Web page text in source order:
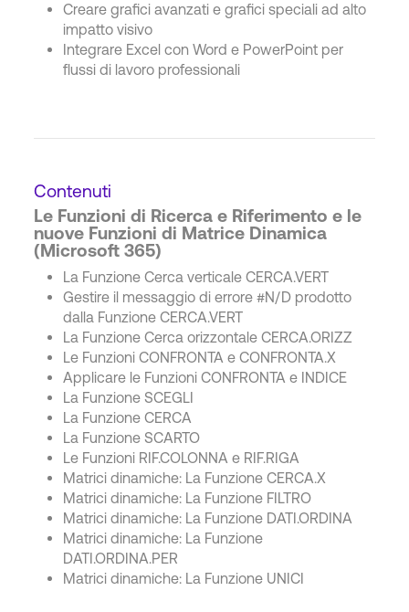
Creare grafici avanzati e grafici speciali ad alto
impatto visivo
Integrare Excel con Word e PowerPoint per
flussi di lavoro professionali
Contenuti
Le Funzioni di Ricerca e Riferimento e le
nuove Funzioni di Matrice Dinamica
(Microsoft 365)
La Funzione Cerca verticale CERCA.VERT
Gestire il messaggio di errore #N/D prodotto
dalla Funzione CERCA.VERT
La Funzione Cerca orizzontale CERCA.ORIZZ
Le Funzioni CONFRONTA e CONFRONTA.X
Applicare le Funzioni CONFRONTA e INDICE
La Funzione SCEGLI
La Funzione CERCA
La Funzione SCARTO
Le Funzioni RIF.COLONNA e RIF.RIGA
Matrici dinamiche: La Funzione CERCA.X
Matrici dinamiche: La Funzione FILTRO
Matrici dinamiche: La Funzione DATI.ORDINA
Matrici dinamiche: La Funzione
DATI.ORDINA.PER
Matrici dinamiche: La Funzione UNICI